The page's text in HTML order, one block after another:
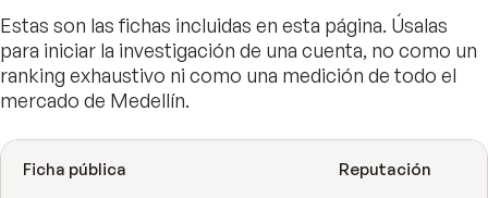
Estas son las fichas incluidas en esta página. Úsalas
para iniciar la investigación de una cuenta, no como un
ranking exhaustivo ni como una medición de todo el
mercado de Medellín.
Ficha pública Reputación